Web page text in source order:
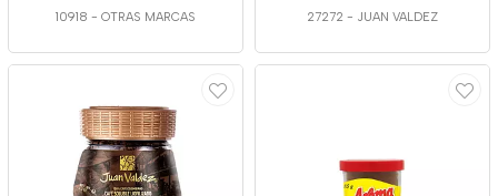
10918 - OTRAS MARCAS 27272 - JUAN VALDEZ